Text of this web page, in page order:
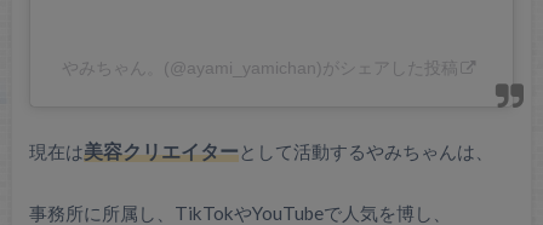
やみちゃん。(@ayami_yamichan)がシェアした投稿
現在は美容クリエイターとして活動するやみちゃんは、
事務所に所属し、TikTokやYouTubeで人気を博し、